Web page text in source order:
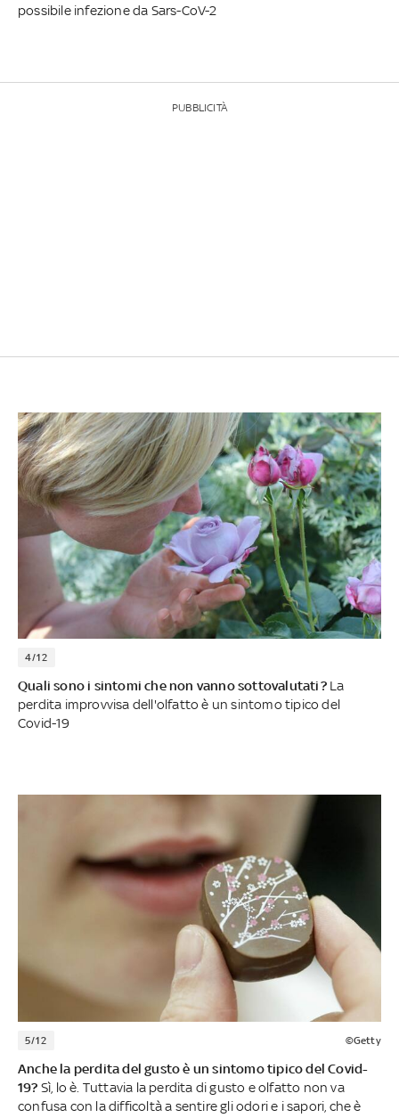
possibile infezione da Sars-CoV-2
PUBBLICITÀ
4/12
Quali sono i sintomi che non vanno sottovalutati?La
perdita improvvisa dell'olfatto è un sintomo tipico del
Covid-19
5/12 ©Getty
Anche la perdita del gusto è un sintomo tipico del Covid-
19? Sì, lo è. Tuttavia la perdita di gusto e olfatto non va
confusa con la difficoltà a sentire gli odori e i sapori, che è